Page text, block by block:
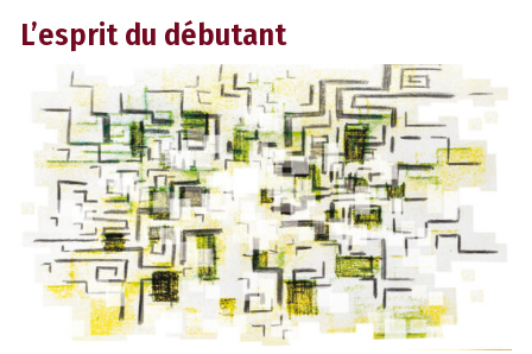
L’esprit du débutant